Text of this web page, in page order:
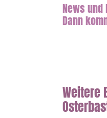
News
Dann
Weitere